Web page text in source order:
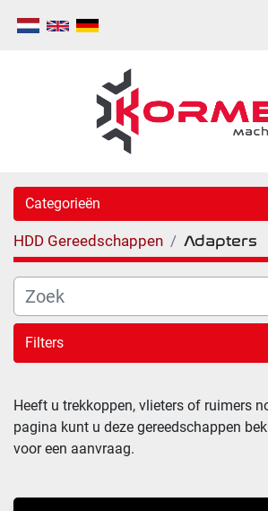
Categorieën
HDD Gereedschappen Adapters
Filters
Sorteren op
Heeft u trekkoppen, vlieters of ruimers
pagina kunt u deze gereedschappen
voor een aanvraag.